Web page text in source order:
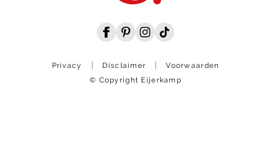
Privacy Disclaimer
Voorwaarden
© Copyright Eijerkamp